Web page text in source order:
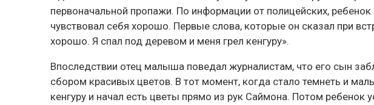
первоначальной пропажи. По информации от полицейских,
чувствовал себя хорошо. Первые слова, которые он сказал при
хорошо. Я спал под деревом и меня грел кенгуру».
Впоследствии отец малыша поведал журналистам, что его сын
сбором красивых цветов. В тот момент, когда стало темнеть и
кенгуру и начал есть цветы прямо из рук Саймона. Потом ребенок